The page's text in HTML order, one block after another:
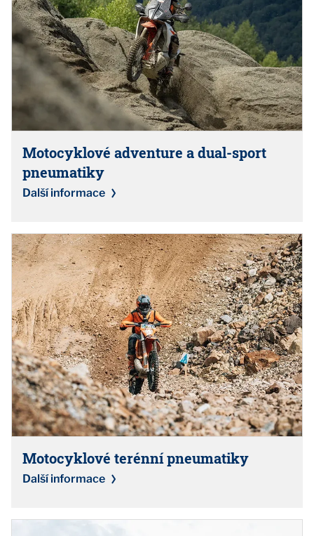
Motocyklové adventure a dual-sport
pneumatiky
Další informace
Motocyklové terénní pneumatiky
Další informace